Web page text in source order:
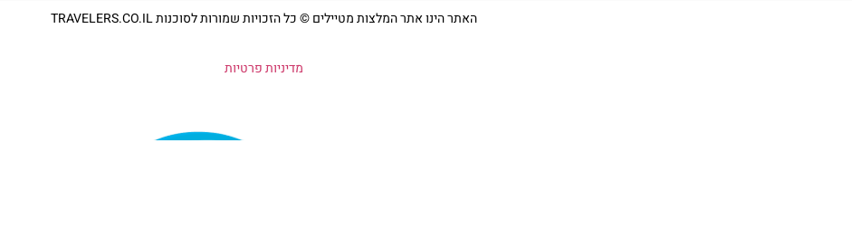
האתר הינו אתר המלצות מטיילים © כל הזכויות שמורות לסוכנות TRAVELERS.CO.IL
מדיניות פרטיות